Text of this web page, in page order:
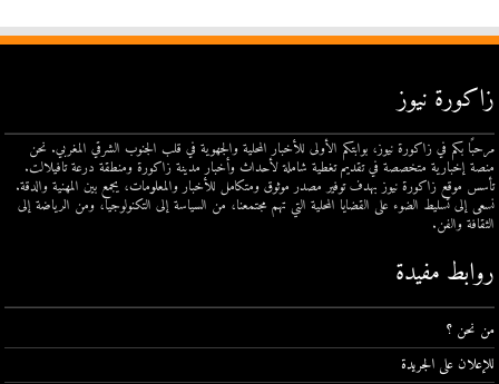
زاكورة نيوز
مرحبًا بكم في زاكورة نيوز، بوابتكم الأولى للأخبار المحلية والجهوية في قلب الجنوب الشرقي المغربي. نحن
منصة إخبارية متخصصة في تقديم تغطية شاملة لأحداث وأخبار مدينة زاكورة ومنطقة درعة تافيلالت.
تأسس موقع زاكورة نيوز بهدف توفير مصدر موثوق ومتكامل للأخبار والمعلومات، يجمع بين المهنية والدقة.
نسعى إلى تسليط الضوء على القضايا المحلية التي تهم مجتمعنا، من السياسة إلى التكنولوجيا، ومن الرياضة إلى
الثقافة والفن.
روابط مفيدة
من نحن ؟
للإعلان على الجريدة